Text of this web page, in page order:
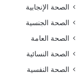
الصحة الإنجابية
الصحة الجنسية
الصحة العامة
الصحة النسائية
الصحة النفسية